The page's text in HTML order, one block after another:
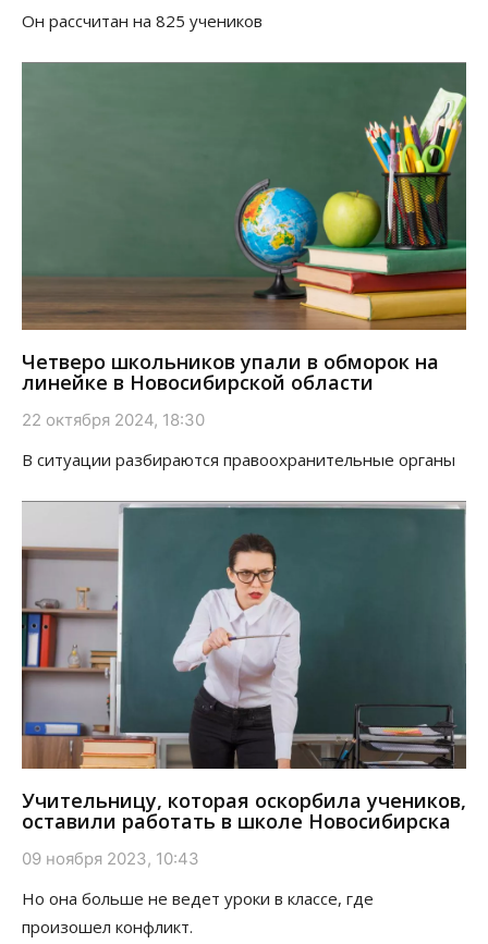
Он рассчитан на 825 учеников
Четверо школьников упали в обморок на
линейке в Новосибирской области
22 октября 2024, 18:30
В ситуации разбираются правоохранительные органы
Учительницу, которая оскорбила учеников,
оставили работать в школе Новосибирска
09 ноября 2023, 10:43
Но она больше не ведет уроки в классе, где
произошел конфликт.